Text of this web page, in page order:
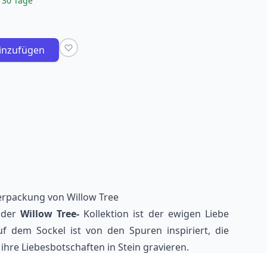
von Willow Tree
Willow Tree- Kollektion ist der ewigen Liebe
dem Sockel ist von den Spuren inspiriert, die
Liebesbotschaften in Stein gravieren.